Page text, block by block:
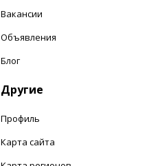
Вакансии
Объявления
Блог
Другие
Профиль
Карта сайта